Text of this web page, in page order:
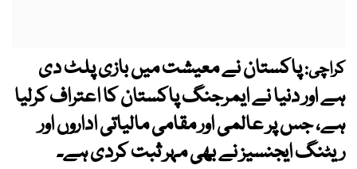
کراچی:پاکستان نے معیشت میں بازی پلٹ دی
ہے اور دنیا نے ایمرجنگ پاکستان کا اعتراف کرلیا
ہے، جس پر عالمی اور مقامی مالیاتی اداروں اور
ریٹنگ ایجنسیز نے بھی مہر ثبت کردی ہے۔